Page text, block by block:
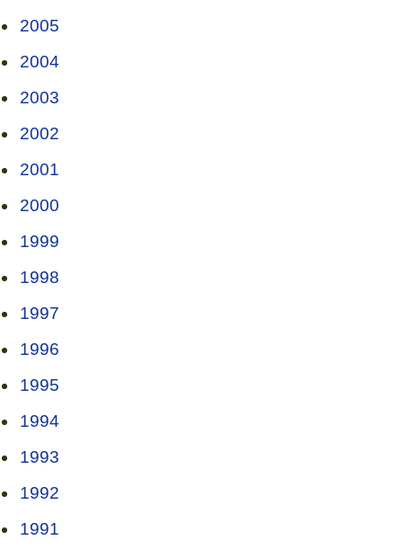
2005
2004
2003
2002
2001
2000
1999
1998
1997
1996
1995
1994
1993
1992
1991